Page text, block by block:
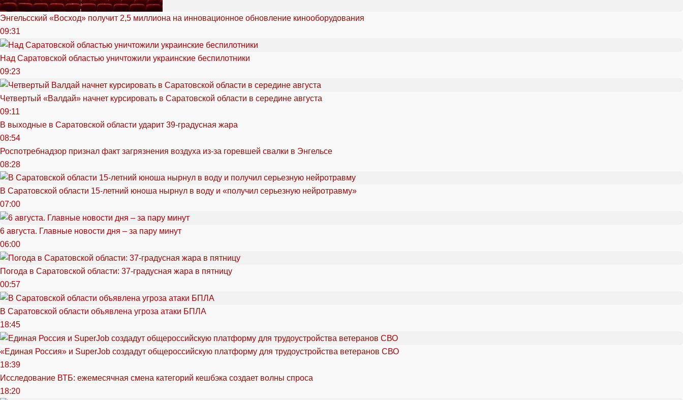
Энгельсский «Восход» получит 2,5 миллиона на инновационное обновление кинооборудования
09:31
Над Саратовской областью уничтожили украинские беспилотники
09:23
Четвертый «Валдай» начнет курсировать в Саратовской области в середине августа
09:11
В выходные в Саратовской области ударит 39-градусная жара
08:54
Роспотребнадзор признал факт загрязнения воздуха из-за горевшей свалки в Энгельсе
08:28
В Саратовской области 15-летний юноша нырнул в воду и «получил серьезную нейротравму»
07:00
6 августа. Главные новости дня – за пару минут
06:00
Погода в Саратовской области: 37-градусная жара в пятницу
00:57
В Саратовской области объявлена угроза атаки БПЛА
18:45
«Единая Россия» и SuperJob создадут общероссийскую платформу для трудоустройства ветеранов СВО
18:39
Исследование ВТБ: ежемесячная смена категорий кешбэка создает волны спроса
18:20